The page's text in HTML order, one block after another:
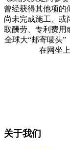
关于我们